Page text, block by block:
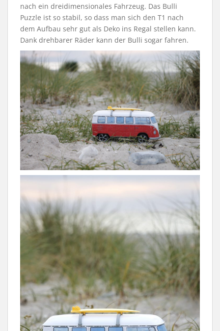
nach ein dreidimensionales Fahrzeug. Das Bulli
Puzzle ist so stabil, so dass man sich den T1 nach
dem Aufbau sehr gut als Deko ins Regal stellen kann.
Dank drehbarer Räder kann der Bulli sogar fahren.